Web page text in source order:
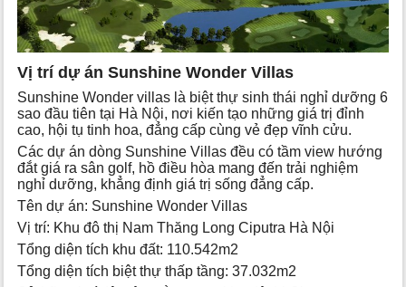
Vị trí dự án Sunshine Wonder Villas
Sunshine Wonder villas là biệt thự sinh thái nghỉ dưỡng 6
sao đầu tiên tại Hà Nội, nơi kiến tạo những giá trị đỉnh
cao, hội tụ tinh hoa, đẳng cấp cùng vẻ đẹp vĩnh cửu.
Các dự án dòng Sunshine Villas đều có tầm view hướng
đắt giá ra sân golf, hồ điều hòa mang đến trải nghiệm
nghỉ dưỡng, khẳng định giá trị sống đẳng cấp.
Tên dự án: Sunshine Wonder Villas
Vị trí: Khu đô thị Nam Thăng Long Ciputra Hà Nội
Tổng diện tích khu đất: 110.542m2
Tổng diện tích biệt thự thấp tầng: 37.032m2